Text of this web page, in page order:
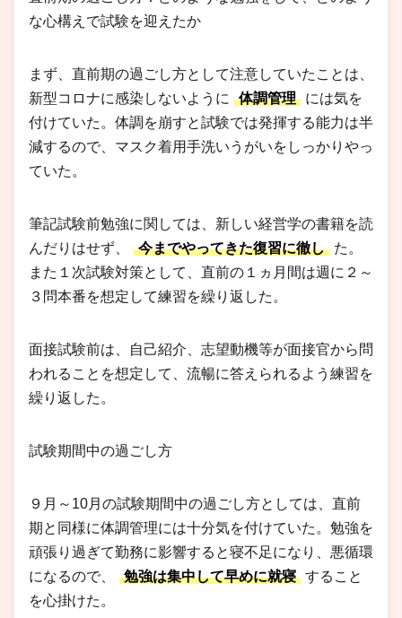
な心構えで試験を迎えたか
まず、直前期の過ごし方として注意していたことは、
新型コロナに感染しないように
体調管理
には気を
付けていた。体調を崩すと試験では発揮する能力は半
減するので、マスク着用手洗いうがいをしっかりやっ
ていた。
筆記試験前勉強に関しては、新しい経営学の書籍を読
んだりはせず、
今までやってきた復習に徹し
た。
また１次試験対策として、直前の１ヵ月間は週に２～
３問本番を想定して練習を繰り返した。
面接試験前は、自己紹介、志望動機等が面接官から問
われることを想定して、流暢に答えられるよう練習を
繰り返した。
試験期間中の過ごし方
９月～10月の試験期間中の過ごし方としては、直前
期と同様に体調管理には十分気を付けていた。勉強を
頑張り過ぎて勤務に影響すると寝不足になり、悪循環
になるので、
勉強は集中して早めに就寝 すること
を心掛けた。